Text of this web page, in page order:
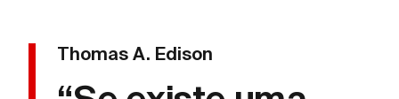
Thomas A. Edison